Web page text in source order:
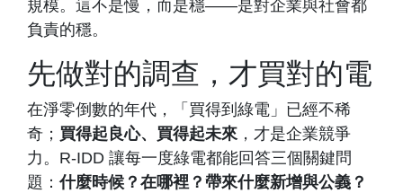
規模。這不是慢，而是穩——是對企業與社會都
負責的穩。
先做對的調查，才買對的電
在淨零倒數的年代，「買得到綠電」已經不稀
奇； 買得起良心、買得起未來，才是企業競爭
力。R-IDD 讓每一度綠電都能回答三個關鍵問
題：什麼時候？在哪裡？帶來什麼新增與公義？